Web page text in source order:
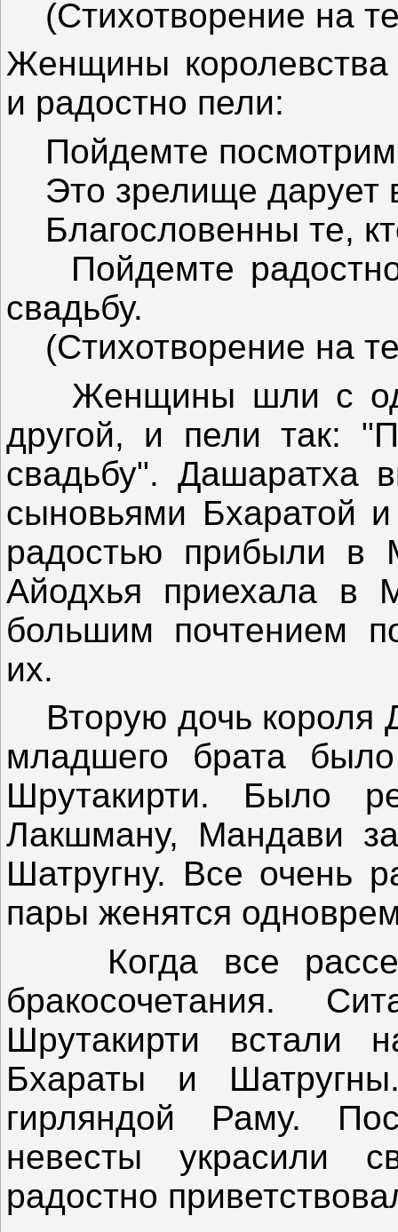
(Стихотворение на
Женщины королевства
и радостно пели:
Пойдемте
Это зрелище дарует
Благословенны те,
Пойдемте радостно
свадьбу.
(Стихотворение на
Женщины шли с
другой, и пели так:
свадьбу". Дашаратха
сыновьями Бхаратой
радостью прибыли в
Айодхья приехала в
большим почтением
их.
Вторую дочь короля
младшего брата
Шрутакирти. Было
Лакшману, Мандави
Шатругну. Все очень
пары женятся
Когда все
бракосочетания.
Шрутакирти встали
Бхараты и
гирляндой Раму.
невесты украсили
радостно